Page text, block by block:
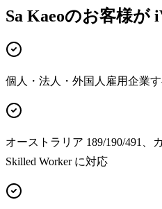
Sa Kaeoのお客様が
個人・法人・外国人雇用企業
オーストラリア 189/190/491、
Skilled Worker に対応